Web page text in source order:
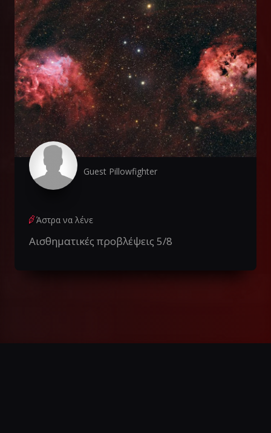
Guest Pillowfighter
Άστρα να λένε
Αισθηματικές προβλέψεις 5/8